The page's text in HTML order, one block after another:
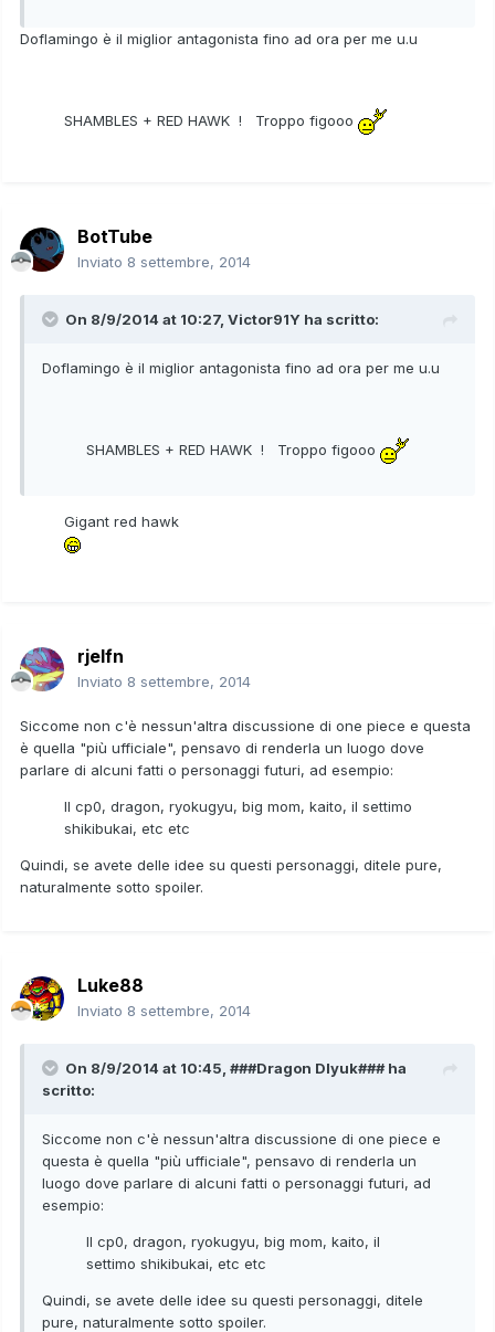
Doflamingo è il miglior antagonista fino ad ora per me u.u
SHAMBLES + RED HAWK ! Troppo figooo
BotTube
Inviato 8 settembre, 2014
On 8/9/2014 at 10:27, Victor91Y ha scritto:
Doflamingo è il miglior antagonista fino ad ora per me u.u
SHAMBLES + RED HAWK ! Troppo figooo
Gigant red hawk
rjelfn
Inviato 8 settembre, 2014
Siccome non c'è nessun'altra discussione di one piece e questa
è quella "più ufficiale", pensavo di renderla un luogo dove
parlare di alcuni fatti o personaggi futuri, ad esempio:
Il cp0, dragon, ryokugyu, big mom, kaito, il settimo
shikibukai, etc etc
Quindi, se avete delle idee su questi personaggi, ditele pure,
naturalmente sotto spoiler.
Luke88
Inviato 8 settembre, 2014
On 8/9/2014 at 10:45, ###Dragon Dlyuk### ha
scritto:
Siccome non c'è nessun'altra discussione di one piece e
questa è quella "più ufficiale", pensavo di renderla un
luogo dove parlare di alcuni fatti o personaggi futuri, ad
esempio:
Il cp0, dragon, ryokugyu, big mom, kaito, il
settimo shikibukai, etc etc
Quindi, se avete delle idee su questi personaggi, ditele
pure, naturalmente sotto spoiler.